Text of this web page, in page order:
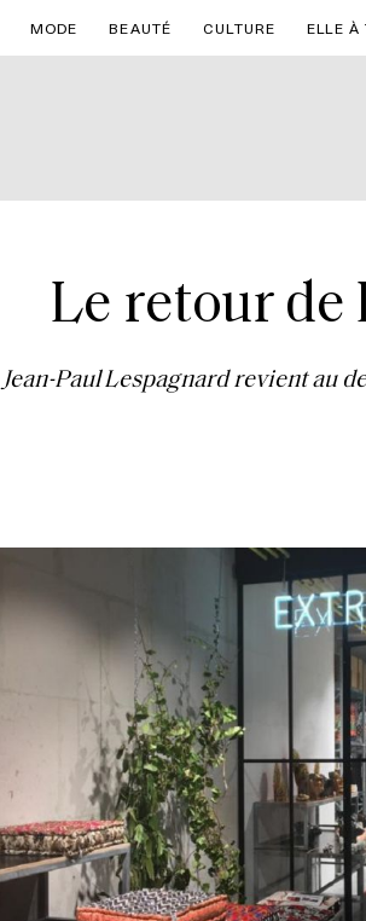
MODE BEAUTÉ CULTURE ELLE À
Le retour
Jean-Paul Lespagnard revient au